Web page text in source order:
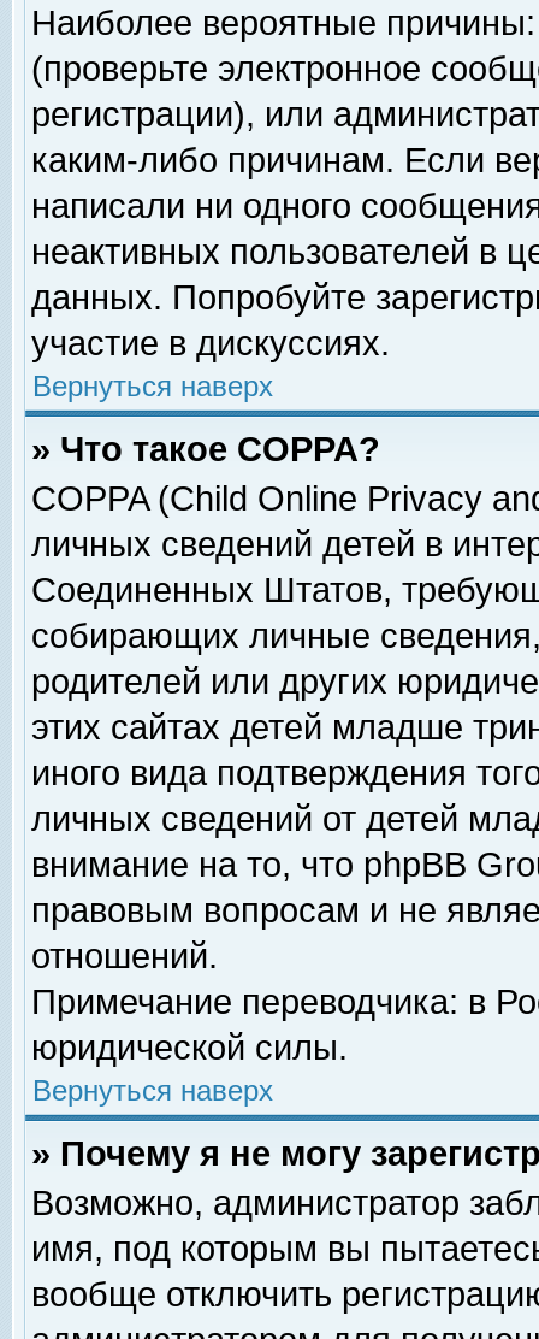
Наиболее вероятные
(проверьте электронное
регистрации), или
каким-либо причинам. Если
написали ни одного
неактивных пользователей в
данных. Попробуйте
участие в дискуссиях.
Вернуться наверх
» Что такое COPPA?
COPPA (Child Online Privacy
личных сведений детей в
Соединенных Штатов,
собирающих личные
родителей или других
этих сайтах детей младше
иного вида подтверждения
личных сведений от детей
внимание на то, что phpBB
правовым вопросам и не
отношений.
Примечание переводчика: в
юридической силы.
Вернуться наверх
» Почему я не могу
Возможно, администратор
имя, под которым вы
вообще отключить